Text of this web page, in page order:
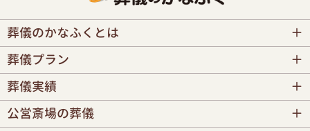
葬儀のかなふくとは
葬儀プラン
葬儀実績
公営斎場の葬儀